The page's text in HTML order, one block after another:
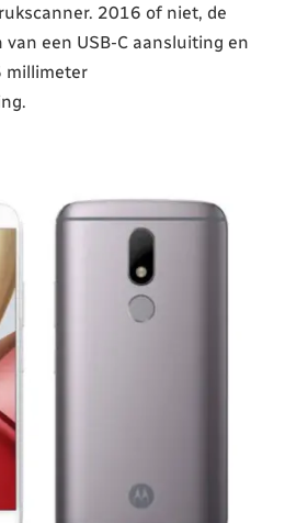
2016 of niet, de
van een USB-C aansluiting en
millimeter